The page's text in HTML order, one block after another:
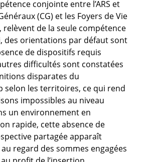
conjointe entre l’ARS et
(CG) et les Foyers de Vie
relèvent de la seule compétence
des orientations par défaut sont
de dispositifs requis
difficultés sont constatées
disparates du
selon les territoires, ce qui rend
impossibles au niveau
un environnement en
rapide, cette absence de
partagée apparaît
regard des sommes engagées